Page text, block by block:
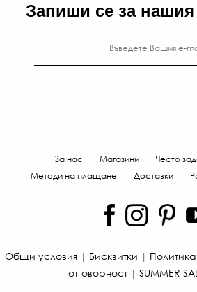
Запиши се за
За нас Магазини
Често
Методи на плащане
Доставки
Общи условия| Бисквитки |
отговорност| SUMMER